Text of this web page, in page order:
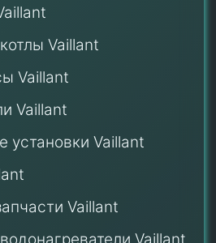
Vaillant
Vaillant
Vaillant
установки Vaillant
Vaillant
Vaillant